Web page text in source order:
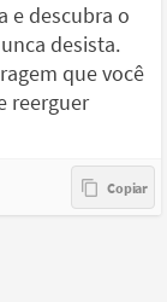
e descubra o
desista.
que você
reerguer